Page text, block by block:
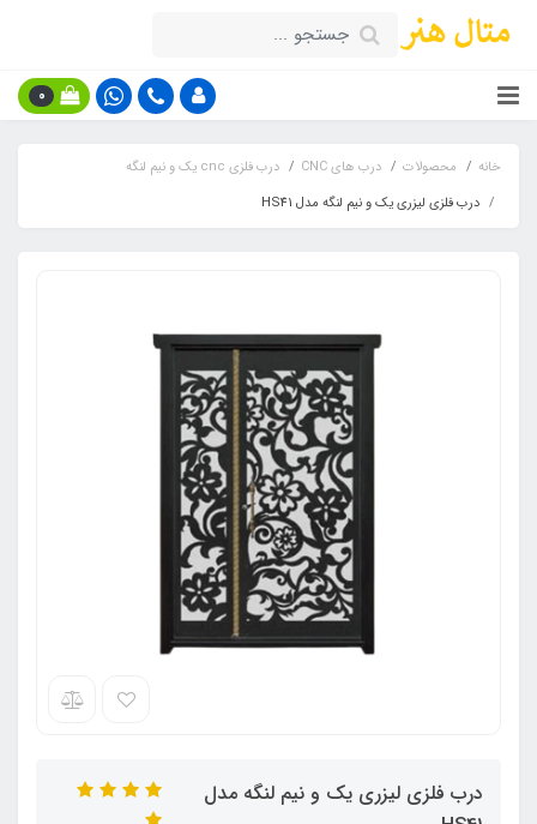
0
خانه محصولات درب های CNC
درب فلزی cnc یک و نیم لنگه
درب فلزی لیزری یک و نیم لنگه مدل HS41
درب فلزی لیزری یک و نیم لنگه مدل